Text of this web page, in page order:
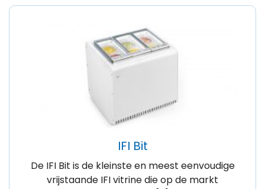
IFI Bit
De IFI Bit is de kleinste en meest eenvoudige
vrijstaande IFI vitrine die op de markt